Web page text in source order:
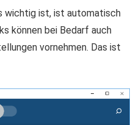
wichtig ist, ist automatisch
können bei Bedarf auch
vornehmen. Das ist